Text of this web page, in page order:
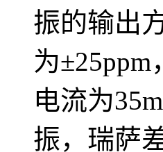
振的输出
为±25ppm
电流为
振，瑞萨